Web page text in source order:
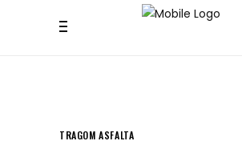
TRAGOM ASFALTA